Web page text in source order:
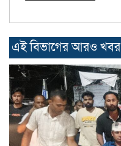
এই বিভাগের আরও খবর